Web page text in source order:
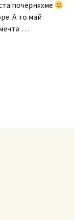
почерняхме
А то май
…